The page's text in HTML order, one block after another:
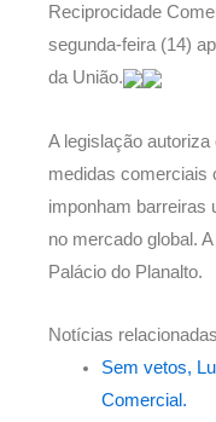
Reciprocidade
segunda-feira (14)
da União.
A legislação
medidas comerciais
imponham barreiras
no mercado global.
Palácio do Planalto.
Notícias
Sem vetos,
Comercial.